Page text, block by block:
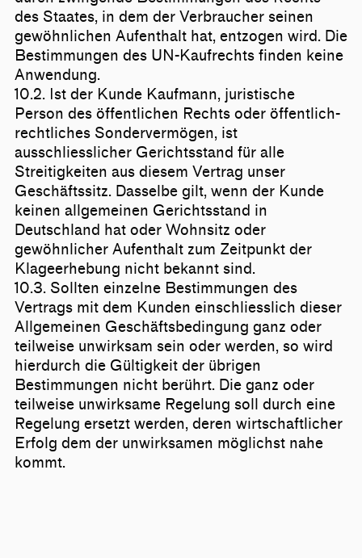
des Staates, in dem der Verbraucher seinen
gewöhnlichen Aufenthalt hat, entzogen wird. Die
Bestimmungen des UN-Kaufrechts finden keine
Anwendung.
10.2. Ist der Kunde Kaufmann, juristische
Person des öffentlichen Rechts oder öffentlich-
rechtliches Sondervermögen, ist
ausschliesslicher Gerichtsstand für alle
Streitigkeiten aus diesem Vertrag unser
Geschäftssitz. Dasselbe gilt, wenn der Kunde
keinen allgemeinen Gerichtsstand in
Deutschland hat oder Wohnsitz oder
gewöhnlicher Aufenthalt zum Zeitpunkt der
Klageerhebung nicht bekannt sind.
10.3. Sollten einzelne Bestimmungen des
Vertrags mit dem Kunden einschliesslich dieser
Allgemeinen Geschäftsbedingung ganz oder
teilweise unwirksam sein oder werden, so wird
hierdurch die Gültigkeit der übrigen
Bestimmungen nicht berührt. Die ganz oder
teilweise unwirksame Regelung soll durch eine
Regelung ersetzt werden, deren wirtschaftlicher
Erfolg dem der unwirksamen möglichst nahe
kommt.